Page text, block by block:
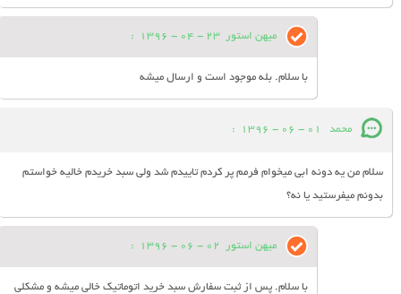
میهن استور 23 - 04 - 1396
:
با سلام. بله موجود است و ارسال میشه
محمد 01 - 06 - 1396
:
سلام من یه دونه ابی میخوام فرمم پر کردم تاییدم شد ولی سبد خریدم خالیه خواستم
بدونم میفرستید یا نه؟
میهن استور 02 - 06 - 1396
:
با سلام. پس از ثبت سفارش سبد خرید اتوماتیک خالی میشه و مشکلی